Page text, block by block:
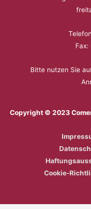
Fax:
Bitte nutzen Sie
Copyright © 2023
Cookie-